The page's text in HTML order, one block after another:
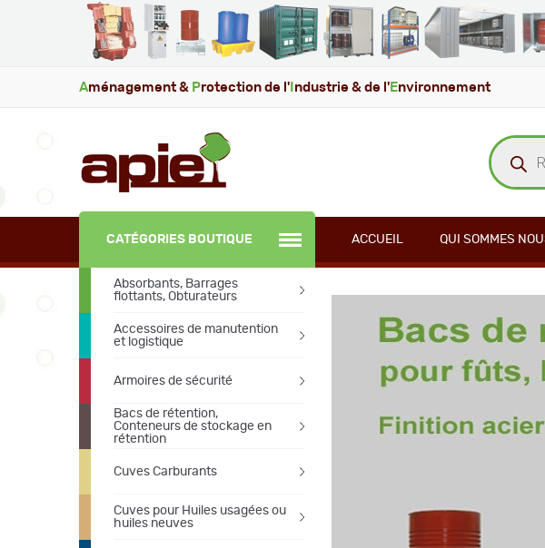
Aménagement & Protection de l' ndustrie & de l' Environnement
Recherche
de
produits
CATÉGORIES BOUTIQUE
Absorbants, Barrages
flottants, Obturateurs
Accessoires de manutention
et logistique
Armoires de sécurité
Bacs de rétention,
Conteneurs de stockage en
rétention
Cuves Carburants
Cuves pour Huiles usagées ou
huiles neuves
ACCUEIL QUI SOMMES